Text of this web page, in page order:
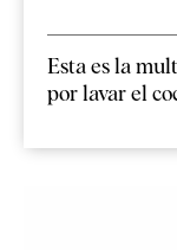
Esta es la
por lavar el